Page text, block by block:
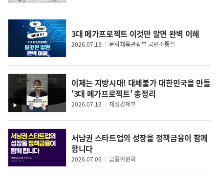
3대 메가프로젝트 이것만 알면 완벽 이해
2026.07.13 문화체육관광부 국민소통실
영
상
이제는 지방시대! 대체불가 대한민국을 만들
'3대 메가프로젝트' 총정리
2026.07.13 재정경제부
서남권 스타트업의 성장을 정책금융이 함께
합니다
2026.07.09 금융위원회